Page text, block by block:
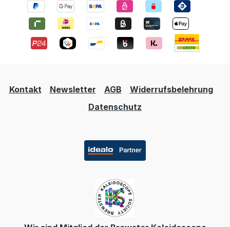
Kontakt Newsletter AGB
Widerrufsbelehrung
Datenschutz